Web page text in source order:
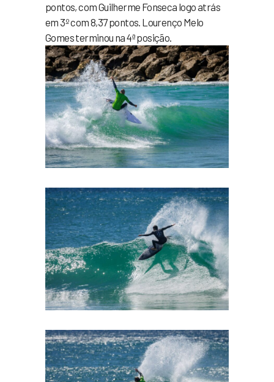
pontos, com Guilherme Fonseca logo atrás
em 3º com 8,37 pontos. Lourenço Melo
Gomes terminou na 4ª posição.